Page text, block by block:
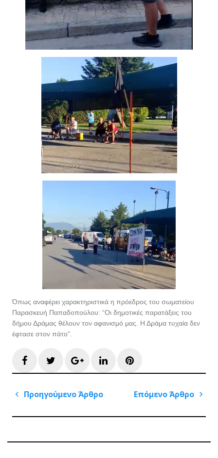
Όπως αναφέρει χαρακτηριστικά η πρόεδρος του σωματείου
Παρασκευή Παπαδοπούλου: “Οι δημοτικές παρατάξεις του
δήμου Δράμας θέλουν τον αφανισμό μας. Η Δράμα τυχαία δεν
έφτασε στον πάτο”.
FacebookTwitterGoogle+LinkedInPinterest
Πλοήγηση
Προηγούμενο Άρθρο
Επόμενο Άρθρο